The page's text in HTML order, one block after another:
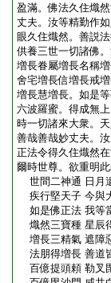
盈滿。佛法久住熾
丈夫。汝等精勤作
眼久住熾然。善説
供養三世一切諸佛
増長眷屬増長名稱
舍宅増長信増長戒
増長慧増長。如是
六波羅蜜。得成無
時一切諸來大衆。
善哉善哉妙丈夫。
正法令得久住熾然
爾時世尊。欲重明
世間二神通 日月
疾行堅天子 今與
如是佛正法 我等
熾然三寶種 星辰
増長三精氣 遮障
法朋得増長 善道
百億提頭頼 勒叉